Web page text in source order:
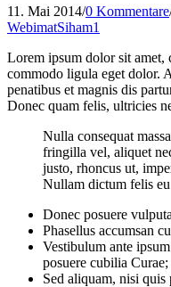
11. Mai 2014/0 Kommentare
WebimatSiham1
Lorem ipsum dolor sit amet,
commodo ligula eget dolor.
penatibus et magnis dis
Donec quam felis, ultricies
Nulla consequat
fringilla vel, aliquet
justo, rhoncus ut,
Nullam dictum felis
Donec posuere
Phasellus accumsan
Vestibulum ante
posuere cubilia Curae;
Sed aliquam, nisi